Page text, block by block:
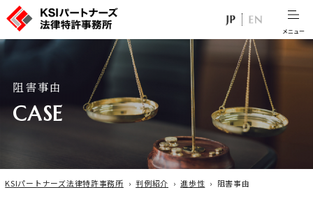
阻 害事由
CASE
KSIパートナーズ法律特許事務所 › 判例紹介 › 進歩性 › 阻害事由